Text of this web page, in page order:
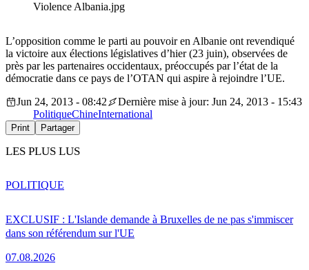
Violence Albania.jpg
L’opposition comme le parti au pouvoir en Albanie ont revendiqué
la victoire aux élections législatives d’hier (23 juin), observées de
près par les partenaires occidentaux, préoccupés par l’état de la
démocratie dans ce pays de l’OTAN qui aspire à rejoindre l’UE.
Jun 24, 2013 - 08:42
Dernière mise à jour: Jun 24, 2013 - 15:43
PolitiqueChineInternational
Print Partager
LES PLUS LUS
EXCLUSIF : L'Islande demande à Bruxelles de ne pas s'immiscer
dans son référendum sur l'UE
07.08.2026
POLITIQUE